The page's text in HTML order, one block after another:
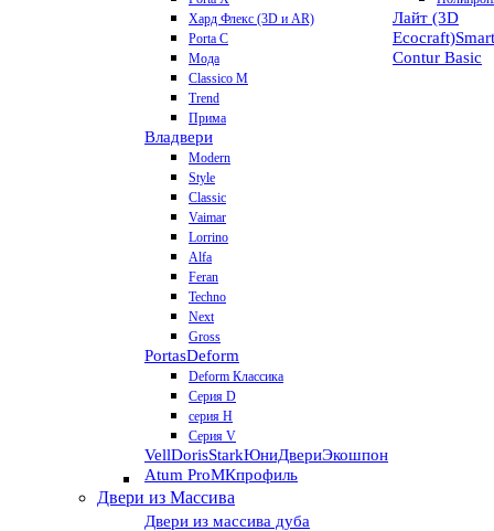
Хард Флекс (3D и AR)
Porta C
Мода
Classico M
Trend
Прима
Владвери
Modern
Style
Classic
Vaimar
Lorrino
Alfa
Feran
Techno
Next
Gross
PortasDeform
Deform Классика
Серия D
серия H
Серия V
VellDorisStarkЮниДвериЭкошпон
Atum ProМКпрофиль
Лайт (3D
Ecocraft)Smart
Contur Basic
Двери из Массива
Двери из массива дуба